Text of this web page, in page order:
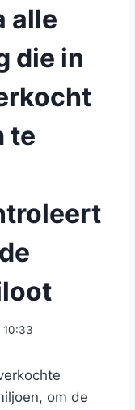
alle
die in
te
10:33
om de